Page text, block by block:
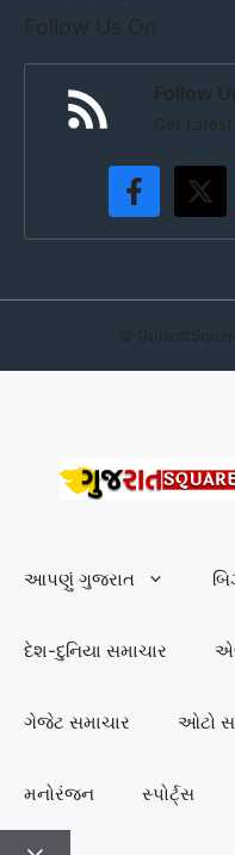
Follow Us On
Follow
Get
©
આપણું ગુજરાત
દેશ-દુનિયા સમાચાર
ગેજેટ સમાચાર ઓટો
મનોરંજન સ્પોર્ટ્સ